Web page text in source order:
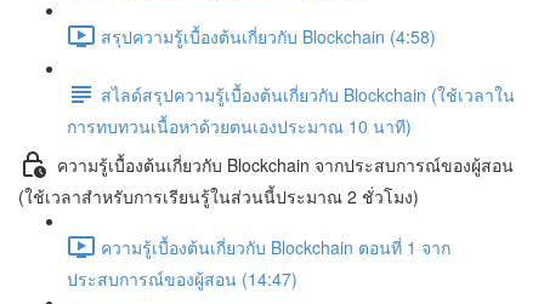
สรุปความรู้เบื้องต้นเกี่ยวกับ Blockchain (4:58)
สไลด์สรุปความรู้เบื้องต้นเกี่ยวกับ Blockchain (ใช้เวลาใน
การทบทวนเนื้อหาด้วยตนเองประมาณ 10 นาที)
ความรู้เบื้องต้นเกี่ยวกับ Blockchain จากประสบการณ์ของผู้สอน
(ใช้เวลาสำหรับการเรียนรู้ในส่วนนี้ประมาณ 2 ชั่วโมง)
ความรู้เบื้องต้นเกี่ยวกับ Blockchain ตอนที่ 1 จาก
ประสบการณ์ของผู้สอน (14:47)